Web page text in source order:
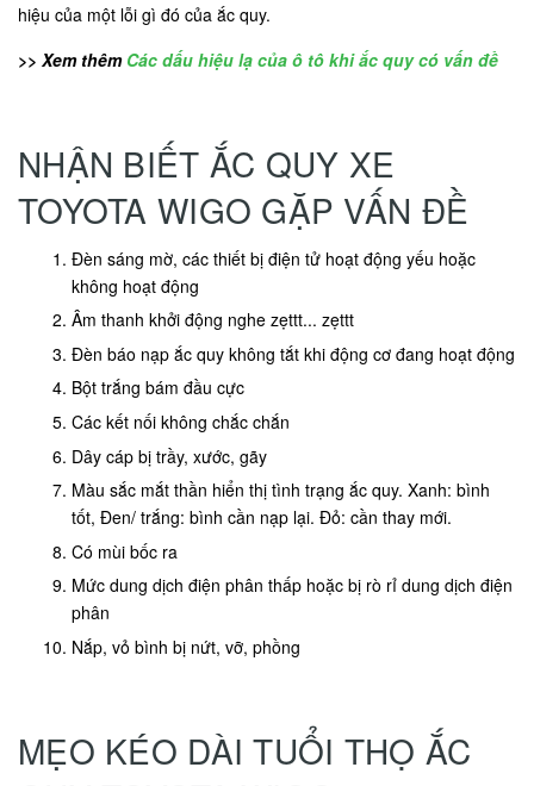
hiệu của một lỗi gì đó của ắc quy.
>> Xem thêm Các dấu hiệu lạ của ô tô khi ắc quy có vấn đề
NHẬN BIẾT ẮC QUY XE
TOYOTA WIGO GẶP VẤN ĐỀ
Đèn sáng mờ, các thiết bị điện tử hoạt động yếu hoặc
không hoạt động
Âm thanh khởi động nghe zẹttt... zẹttt
Đèn báo nạp ắc quy không tắt khi động cơ đang hoạt động
Bột trắng bám đầu cực
Các kết nối không chắc chắn
Dây cáp bị trầy, xước, gãy
Màu sắc mắt thần hiển thị tình trạng ắc quy. Xanh: bình
tốt, Đen/ trắng: bình cần nạp lại. Đỏ: cần thay mới.
Có mùi bốc ra
Mức dung dịch điện phân thấp hoặc bị rò rỉ dung dịch điện
phân
Nắp, vỏ bình bị nứt, vỡ, phồng
MẸO KÉO DÀI TUỔI THỌ ẮC